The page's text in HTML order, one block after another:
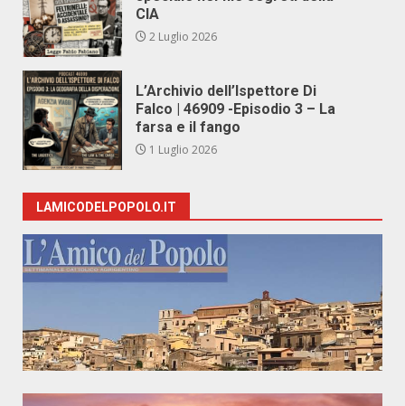
CIA
2 Luglio 2026
L’Archivio dell’Ispettore Di
Falco | 46909 -Episodio 3 – La
farsa e il fango
1 Luglio 2026
LAMICODELPOPOLO.IT